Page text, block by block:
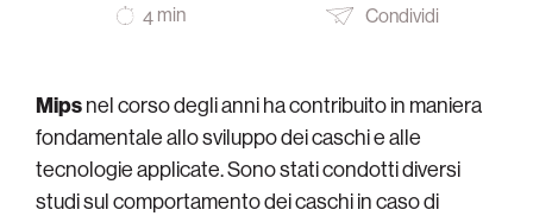
4 min Condividi
Mipsnel corso degli anni ha contribuito in maniera
fondamentale allo sviluppo dei caschi e alle
tecnologie applicate. Sono stati condotti diversi
studi sul comportamento dei caschi in caso di